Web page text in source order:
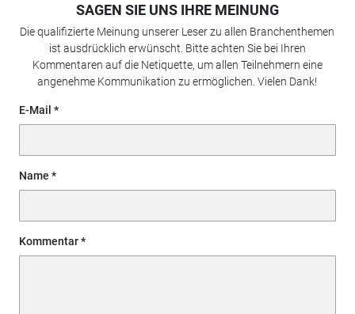
SAGEN SIE UNS IHRE MEINUNG
Die qualifizierte Meinung unserer Leser zu allen Branchenthemen
ist ausdrücklich erwünscht. Bitte achten Sie bei Ihren
Kommentaren auf die Netiquette, um allen Teilnehmern eine
angenehme Kommunikation zu ermöglichen. Vielen Dank!
E-Mail
Name
Kommentar